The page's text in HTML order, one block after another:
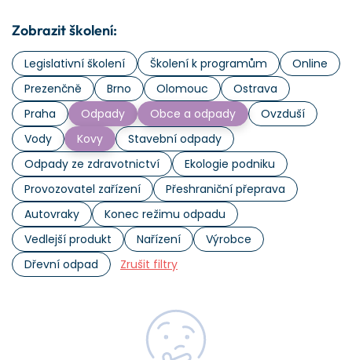
Zobrazit školení:
Legislativní školení Školení k programům
Online
Prezenčně
Brno Olomouc
Ostrava
Praha
Odpady Obce a odpady
Ovzduší
Vody
Kovy
Stavební odpady
Odpady ze zdravotnictví
Ekologie podniku
Provozovatel zařízení
Přeshraniční přeprava
Autovraky
Konec režimu odpadu
Vedlejší produkt
Nařízení
Výrobce
Dřevní odpad
Zrušit filtry